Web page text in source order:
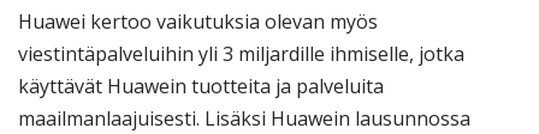
Huawei kertoo vaikutuksia olevan myös
viestintäpalveluihin yli 3 miljardille ihmiselle, jotka
käyttävät Huawein tuotteita ja palveluita
maailmanlaajuisesti. Lisäksi Huawein lausunnossa